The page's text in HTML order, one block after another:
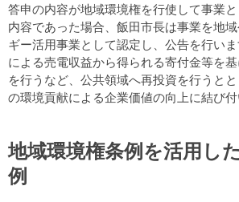
答申の内容が地域環境権を行使して事業
内容であった場合、飯田市長は事業を地
ギー活用事業として認定し、公告を行い
による売電収益から得られる寄付金等を
を行うなど、公共領域へ再投資を行うと
の環境貢献による企業価値の向上に結び付
地域環境権条例を活用し
例